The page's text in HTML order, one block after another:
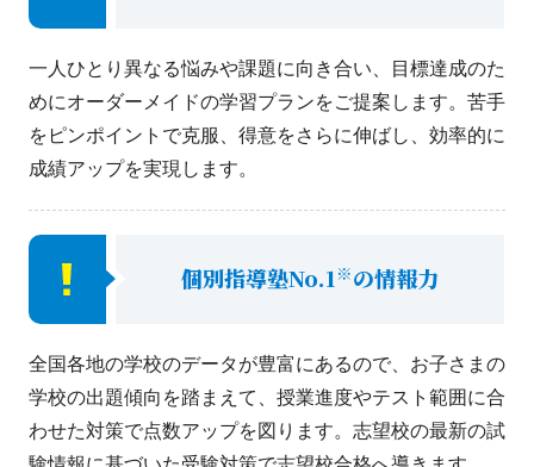
一人ひとり異なる悩みや課題に向き合い、目標達成のた
めにオーダーメイドの学習プランをご提案します。苦手
をピンポイントで克服、得意をさらに伸ばし、効率的に
成績アップを実現します。
個別指導塾No.1※の情報力
全国各地の学校のデータが豊富にあるので、お子さまの
学校の出題傾向を踏まえて、授業進度やテスト範囲に合
わせた対策で点数アップを図ります。志望校の最新の試